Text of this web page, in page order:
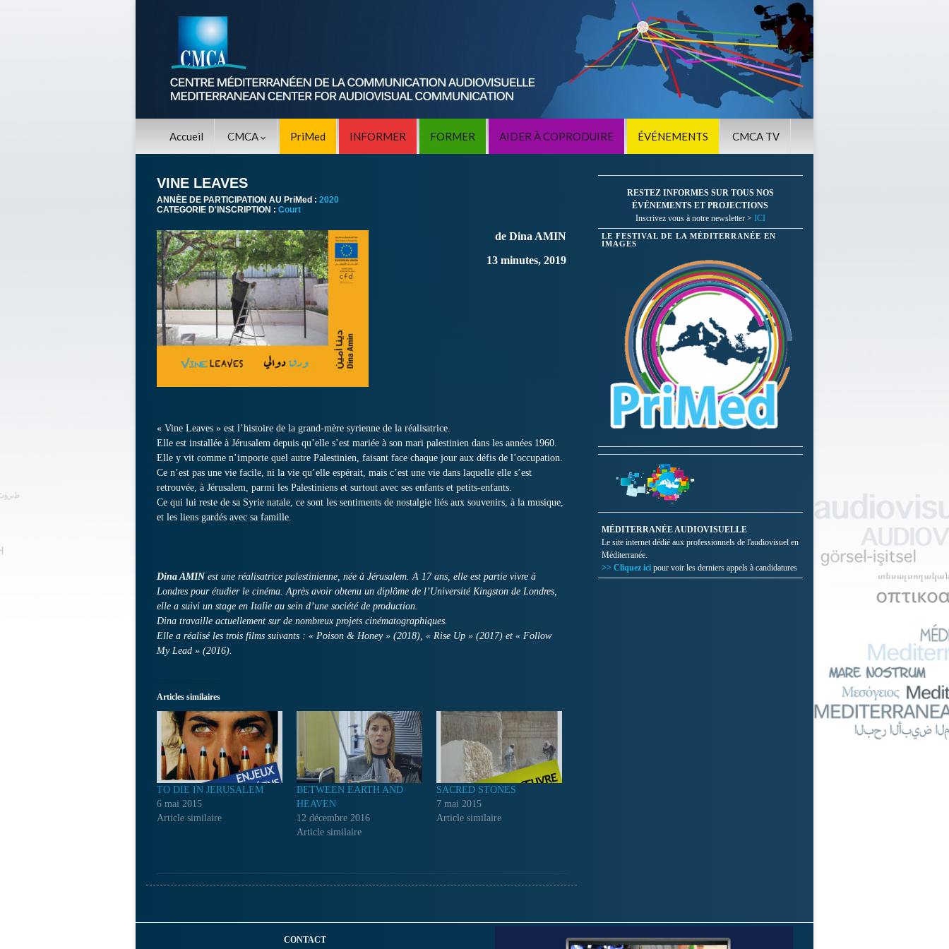
Accueil CMCA PriMed INFORMER FORMER AIDER À COPRODUIRE ÉVÉNEMENTS CMCA TV
VINE LEAVES
ANNÈE DE PARTICIPATION AU PriMed : 2020
CATEGORIE D'INSCRIPTION : Court
de Dina AMIN
13 minutes, 2019
« Vine Leaves » est l’histoire de la grand-mère syrienne de la réalisatrice.
Elle est installée à Jérusalem depuis qu’elle s’est mariée à son mari palestinien dans les années 1960.
Elle y vit comme n’importe quel autre Palestinien, faisant face chaque jour aux défis de l’occupation.
Ce n’est pas une vie facile, ni la vie qu’elle espérait, mais c’est une vie dans laquelle elle s’est
retrouvée, à Jérusalem, parmi les Palestiniens et surtout avec ses enfants et petits-enfants.
Ce qui lui reste de sa Syrie natale, ce sont les sentiments de nostalgie liés aux souvenirs, à la musique,
et les liens gardés avec sa famille.
Dina AMINest une réalisatrice palestinienne, née à Jérusalem. A 17 ans, elle est partie vivre à
Londres pour étudier le cinéma. Après avoir obtenu un diplôme de l’Université Kingston de Londres,
elle a suivi un stage en Italie au sein d’une société de production.
Dina travaille actuellement sur de nombreux projets cinématographiques.
Elle a réalisé les trois films suivants : « Poison & Honey » (2018), « Rise Up » (2017) et « Follow
My Lead » (2016).
Articles similaires
TO DIE IN JERUSALEM
6 mai 2015
Article similaire
BETWEEN EARTH AND
HEAVEN
12 décembre 2016
Article similaire
SACRED STONES
7 mai 2015
Article similaire
RESTEZ INFORMES SUR TOUS NOS
ÉVÉNEMENTS ET PROJECTIONS
Inscrivez vous à notre newsletter > ICI
LE FESTIVAL DE LA MÉDITERRANÉE EN
IMAGES
MÉDITERRANÉE AUDIOVISUELLE
Le site internet dédié aux professionnels de l'audiovisuel en
Méditerranée.
>> Cliquez ici pour voir les derniers appels à candidatures
CONTACT